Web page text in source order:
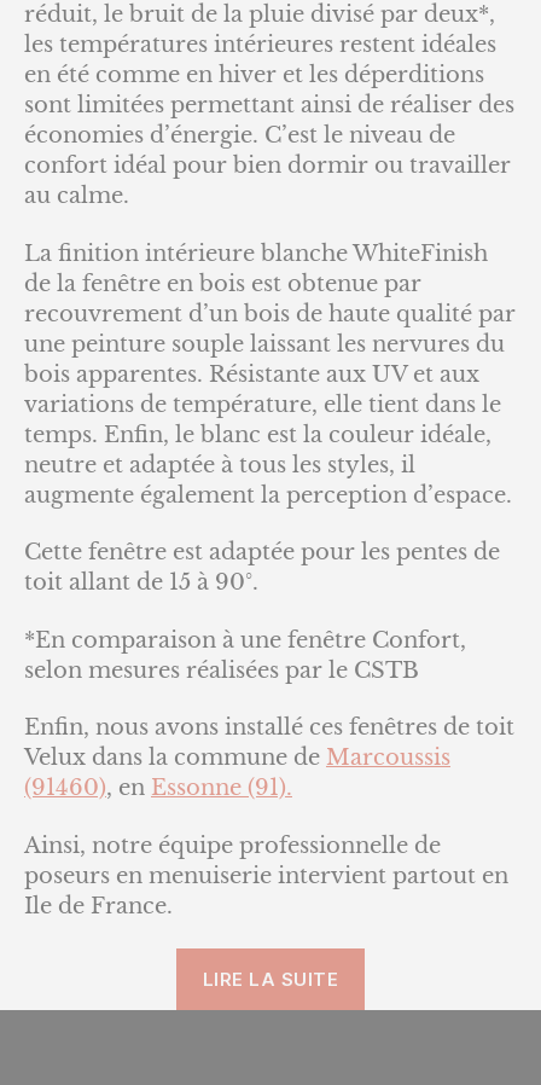
réduit, le bruit de la pluie divisé par deux*,
les températures intérieures restent idéales
en été comme en hiver et les déperditions
sont limitées permettant ainsi de réaliser des
économies d’énergie. C’est le niveau de
confort idéal pour bien dormir ou travailler
au calme.
La finition intérieure blanche WhiteFinish
de la fenêtre en bois est obtenue par
recouvrement d’un bois de haute qualité par
une peinture souple laissant les nervures du
bois apparentes. Résistante aux UV et aux
variations de température, elle tient dans le
temps. Enfin, le blanc est la couleur idéale,
neutre et adaptée à tous les styles, il
augmente également la perception d’espace.
Cette fenêtre est adaptée pour les pentes de
toit allant de 15 à 90°.
*En comparaison à une fenêtre Confort,
selon mesures réalisées par le CSTB
Enfin, nous avons installé ces fenêtres de toit
Velux dans la commune de Marcoussis
(91460), en Essonne (91).
Ainsi, notre équipe professionnelle de
poseurs en menuiserie intervient partout en
Ile de France.
LIRE LA SUITE